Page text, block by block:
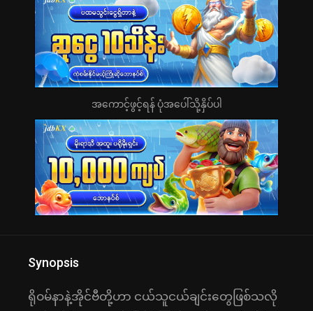
အကောင့်ဖွင့်ရန် ပုံအပေါ်သို့နှိပ်ပါ
Synopsis
ရိုဝမ်နာနဲ့အိုင်ဗီတို့ဟာ ငယ်သူငယ်ချင်းတွေဖြစ်သလို